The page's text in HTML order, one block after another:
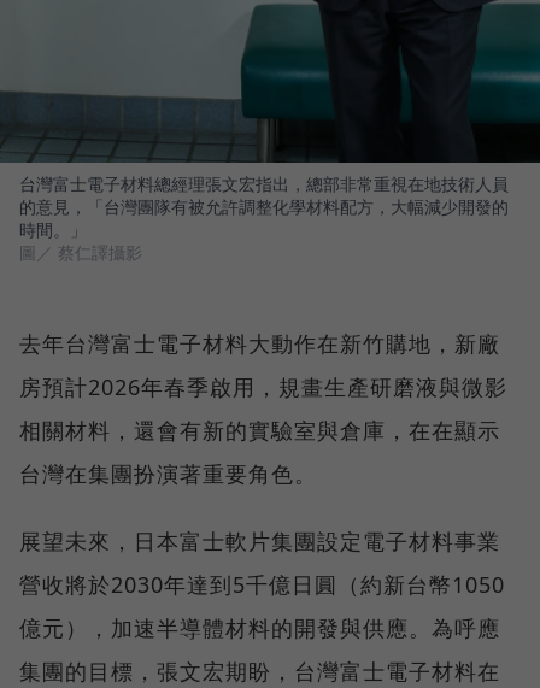
台灣富士電子材料總經理張文宏指出，總部非常重視在地技術人員
的意見，「台灣團隊有被允許調整化學材料配方，大幅減少開發的
時間。」
圖／ 蔡仁譯攝影
去年台灣富士電子材料大動作在新竹購地，新廠
房預計2026年春季啟用，規畫生產研磨液與微影
相關材料，還會有新的實驗室與倉庫，在在顯示
台灣在集團扮演著重要角色。
展望未來，日本富士軟片集團設定電子材料事業
營收將於2030年達到5千億日圓（約新台幣1050
億元），加速半導體材料的開發與供應。為呼應
集團的目標，張文宏期盼，台灣富士電子材料在